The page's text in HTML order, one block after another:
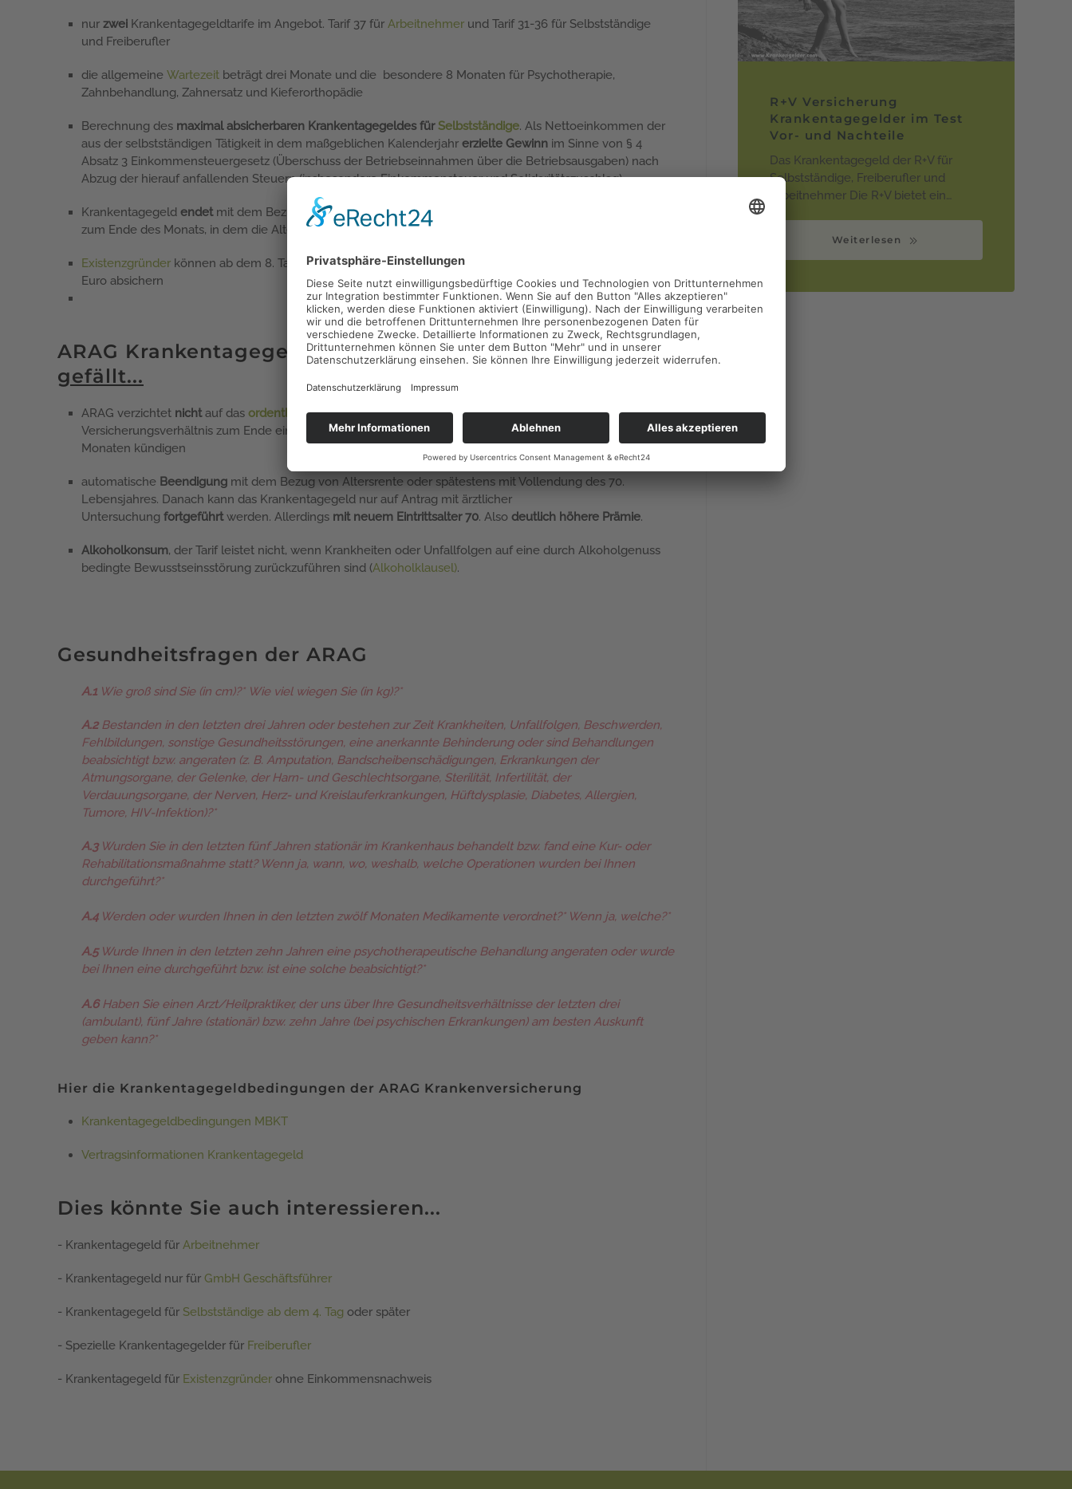
nur zwei Krankentagegeldtarife im Angebot. Tarif 37 für Arbeitnehmer und Tarif 31-36 für Selbstständige
und Freiberufler
die allgemeine Wartezeit beträgt drei Monate und die besondere 8 Monaten für Psychotherapie,
Zahnbehandlung, Zahnersatz und Kieferorthopädie
Berechnung des maximal absicherbaren Krankentagegeldes für Selbstständige. Als Nettoeinkommen der
aus der selbstständigen Tätigkeit in dem maßgeblichen Kalenderjahr erzielte Gewinn im Sinne von § 4
Absatz 3 Einkommensteuergesetz (Überschuss der Betriebseinnahmen über die Betriebsausgaben) nach
Abzug der hierauf anfallenden Steuern (insbesondere Einkommensteuer und Solidaritätszuschlag)
Krankentagegeld endetmit dem Bezug vonAltersrente, spätestens mit Vollendung des 70. Lebensjahres
zum Ende des Monats, in dem die Altersgrenze erreicht wird
Existenzgründer können ab dem 8. Tag maximal 25 Euro, ab dem 22. Tag 60 Euro und ab dem 43. Tag 85
Euro absichern
ARAG Krankentagegeldversicherung -Was mirgar nicht
gefällt...
ARAG verzichtet nichtauf das ordentliche Kündigungsrecht. Der Versicherer kann das
Versicherungsverhältnis zum Ende eines jeden der ersten drei Versicherungsjahre mit einer Frist von drei
Monaten kündigen
automatische Beendigung mit dem Bezug von Altersrente oder spätestens mit Vollendung des 70.
Lebensjahres. Danach kann das Krankentagegeld nur auf Antrag mit ärztlicher
Untersuchung fortgeführtwerden. Allerdings mit neuem Eintrittsalter 70. Also deutlich höhere Prämie.
Alkoholkonsum, der Tarif leistet nicht, wenn Krankheiten oder Unfallfolgen auf eine durch Alkoholgenuss
bedingte Bewusstseinsstörung zurückzuführen sind (Alkoholklausel).
Gesundheitsfragen der ARAG
A.1 Wie groß sind Sie (in cm)?* Wie viel wiegen Sie (in kg)?*
A.2Bestanden in den letzten drei Jahren oder bestehen zur Zeit Krankheiten, Unfallfolgen, Beschwerden,
Fehlbildungen, sonstige Gesundheitsstörungen, eine anerkannte Behinderung oder sind Behandlungen
beabsichtigt bzw. angeraten (z. B. Amputation, Bandscheibenschädigungen, Erkrankungen der
Atmungsorgane, der Gelenke, der Harn- und Geschlechtsorgane, Sterilität, Infertilität, der
Verdauungsorgane, der Nerven, Herz- und Kreislauferkrankungen, Hüftdysplasie, Diabetes, Allergien,
Tumore, HIV-Infektion)?*
A.3Wurden Sie in den letzten fünf Jahren stationär im Krankenhaus behandelt bzw. fand eine Kur- oder
Rehabilitationsmaßnahme statt? Wenn ja, wann, wo, weshalb, welche Operationen wurden bei Ihnen
durchgeführt?*
A.4Werden oder wurden Ihnen in den letzten zwölf Monaten Medikamente verordnet?* Wenn ja, welche?*
A.5Wurde Ihnen in den letzten zehn Jahren eine psychotherapeutische Behandlung angeraten oder wurde
bei Ihnen eine durchgeführt bzw. ist eine solche beabsichtigt?*
A.6Haben Sie einen Arzt/Heilpraktiker, der uns über Ihre Gesundheitsverhältnisse der letzten drei
(ambulant), fünf Jahre (stationär) bzw. zehn Jahre (bei psychischen Erkrankungen) am besten Auskunft
geben kann?*
Hier die Krankentagegeldbedingungen der ARAG Krankenversicherung
Krankentagegeldbedingungen MBKT
Vertragsinformationen Krankentagegeld
Dies könnte Sie auch interessieren...
- Krankentagegeld für Arbeitnehmer
- Krankentagegeld nur für GmbH Geschäftsführer
- Krankentagegeld für Selbstständige ab dem 4. Tag oder später
- Spezielle Krankentagegelder für Freiberufler
- Krankentagegeld für Existenzgründer ohne Einkommensnachweis
R+V Versicherung
Krankentagegelder im Test
Vor- und Nachteile
Das Krankentagegeld der R+V für
Selbstständige, Freiberufler und
Arbeitnehmer Die R+V bietet ein…
Weiterlesen